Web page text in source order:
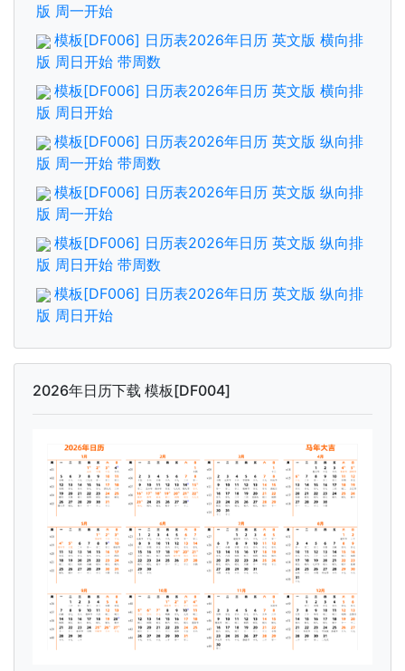
版 周一开始
模板[DF006] 日历表2026年日历 英文版 横向排
版 周日开始 带周数
模板[DF006] 日历表2026年日历 英文版 横向排
版 周日开始
模板[DF006] 日历表2026年日历 英文版 纵向排
版 周一开始 带周数
模板[DF006] 日历表2026年日历 英文版 纵向排
版 周一开始
模板[DF006] 日历表2026年日历 英文版 纵向排
版 周日开始 带周数
模板[DF006] 日历表2026年日历 英文版 纵向排
版 周日开始
2026年日历下载 模板[DF004]